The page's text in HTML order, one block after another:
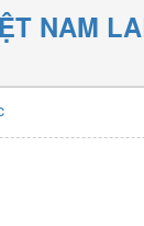
NAM